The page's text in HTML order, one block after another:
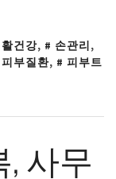
건강, 손관리,
피부질환,
피부트
사무